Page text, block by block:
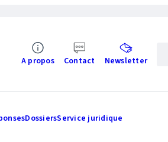
A propos Contact Newsletter
DossiersService juridique